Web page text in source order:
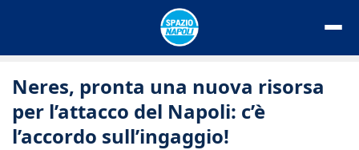
Neres, pronta una nuova risorsa
per l’attacco del Napoli: c’è
l’accordo sull’ingaggio!